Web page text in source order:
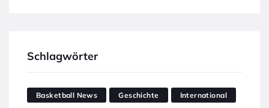
Schlagwörter
Basketball News Geschichte International